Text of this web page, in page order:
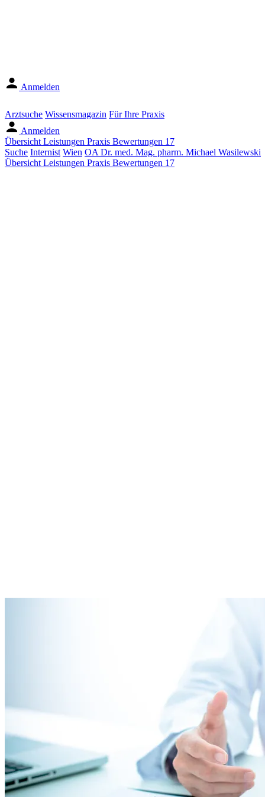
Anmelden
Arztsuche Wissensmagazin Für Ihre Praxis
Anmelden
Übersicht Leistungen Praxis Bewertungen 17
Suche Internist Wien OA Dr. med. Mag. pharm. Michael Wasilewski
Übersicht Leistungen Praxis Bewertungen 17